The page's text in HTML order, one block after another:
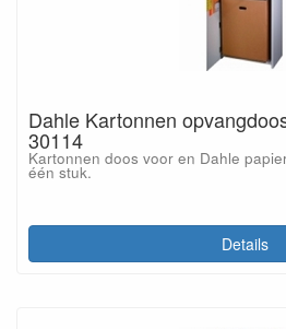
Dahle Kartonnen
30114
Kartonnen doos voor en Dahle
één stuk.
Details